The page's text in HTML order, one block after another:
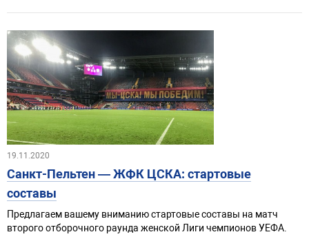
19.11.2020
Санкт-Пельтен — ЖФК ЦСКА: стартовые
составы
Предлагаем вашему вниманию стартовые составы на матч
второго отборочного раунда женской Лиги чемпионов УЕФА.